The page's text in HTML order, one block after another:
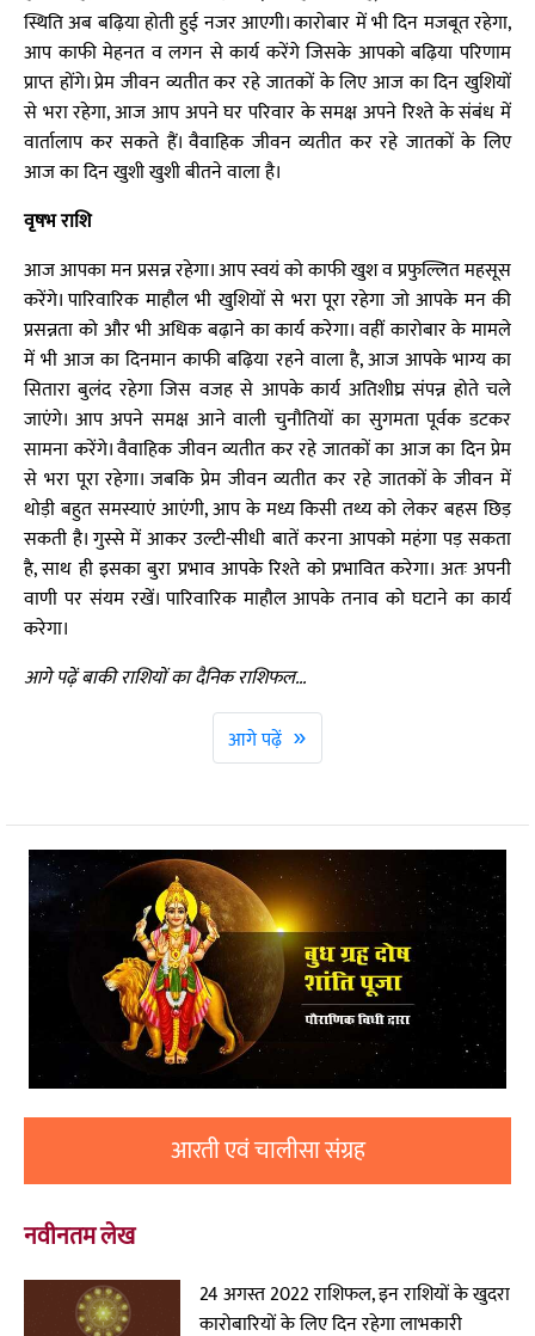
स्थिति अब बढ़िया होती हुई नजर आएगी। कारोबार में भी दिन मजबूत रहेगा,
आप काफी मेहनत व लगन से कार्य करेंगे जिसके आपको बढ़िया परिणाम
प्राप्त होंगे। प्रेम जीवन व्यतीत कर रहे जातकों के लिए आज का दिन खुशियों
से भरा रहेगा, आज आप अपने घर परिवार के समक्ष अपने रिश्ते के संबंध में
वार्तालाप कर सकते हैं। वैवाहिक जीवन व्यतीत कर रहे जातकों के लिए
आज का दिन खुशी खुशी बीतने वाला है।
वृषभ राशि
आज आपका मन प्रसन्न रहेगा। आप स्वयं को काफी खुश व प्रफुल्लित महसूस
करेंगे। पारिवारिक माहौल भी खुशियों से भरा पूरा रहेगा जो आपके मन की
प्रसन्नता को और भी अधिक बढ़ाने का कार्य करेगा। वहीं कारोबार के मामले
में भी आज का दिनमान काफी बढ़िया रहने वाला है, आज आपके भाग्य का
सितारा बुलंद रहेगा जिस वजह से आपके कार्य अतिशीघ्र संपन्न होते चले
जाएंगे। आप अपने समक्ष आने वाली चुनौतियों का सुगमता पूर्वक डटकर
सामना करेंगे। वैवाहिक जीवन व्यतीत कर रहे जातकों का आज का दिन प्रेम
से भरा पूरा रहेगा। जबकि प्रेम जीवन व्यतीत कर रहे जातकों के जीवन में
थोड़ी बहुत समस्याएं आएंगी, आप के मध्य किसी तथ्य को लेकर बहस छिड़
सकती है। गुस्से में आकर उल्टी-सीधी बातें करना आपको महंगा पड़ सकता
है, साथ ही इसका बुरा प्रभाव आपके रिश्ते को प्रभावित करेगा। अतः अपनी
वाणी पर संयम रखें। पारिवारिक माहौल आपके तनाव को घटाने का कार्य
करेगा।
आगे पढ़ें बाकी राशियों का दैनिक राशिफल...
आगे पढ़ें »
आरती एवं चालीसा संग्रह
नवीनतम लेख
24 अगस्त 2022 राशिफल, इन राशियों के खुदरा
कारोबारियों के लिए दिन रहेगा लाभकारी